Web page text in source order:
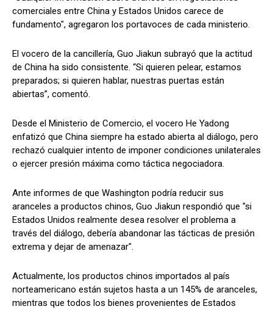
comerciales entre China y Estados Unidos carece de
fundamento", agregaron los portavoces de cada ministerio.
El vocero de la cancillería, Guo Jiakun subrayó que la actitud
de China ha sido consistente. “Si quieren pelear, estamos
preparados; si quieren hablar, nuestras puertas están
abiertas”, comentó.
Desde el Ministerio de Comercio, el vocero He Yadong
enfatizó que China siempre ha estado abierta al diálogo, pero
rechazó cualquier intento de imponer condiciones unilaterales
o ejercer presión máxima como táctica negociadora.
Ante informes de que Washington podría reducir sus
aranceles a productos chinos, Guo Jiakun respondió que "si
Estados Unidos realmente desea resolver el problema a
través del diálogo, debería abandonar las tácticas de presión
extrema y dejar de amenazar".
Actualmente, los productos chinos importados al país
norteamericano están sujetos hasta a un 145% de aranceles,
mientras que todos los bienes provenientes de Estados